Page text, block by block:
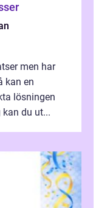
men har
kan en
lösningen
du ut...